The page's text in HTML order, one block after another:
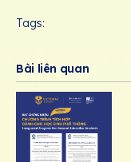
Tags:
Bài liên quan